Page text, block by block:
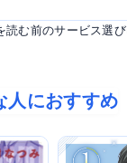
読む前のサービス選
人におすすめ